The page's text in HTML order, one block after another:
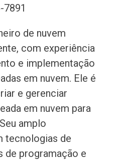
7891
de nuvem
com experiência
e implementação
em nuvem. Ele é
e gerenciar
em nuvem para
amplo
tecnologias de
de programação e